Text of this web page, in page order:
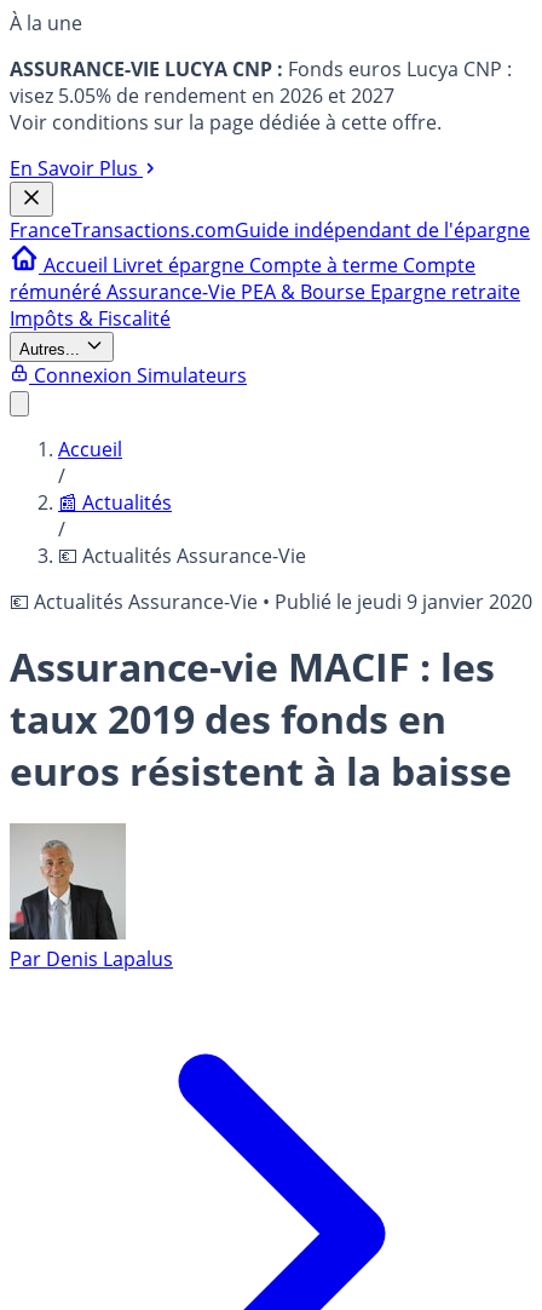
À la une
ASSURANCE-VIE LUCYA CNP : Fonds euros Lucya CNP :
visez 5.05% de rendement en 2026 et 2027
Voir conditions sur la page dédiée à cette offre.
En Savoir Plus
FranceTransactions.comGuide indépendant de l'épargne
Accueil Livret épargne Compte à terme Compte
rémunéréAssurance-Vie PEA & Bourse Epargne retraite
Impôts & Fiscalité
Autres...
Connexion Simulateurs
Accueil
/
📰 Actualités
/
💶 Actualités Assurance-Vie
💶 Actualités Assurance-Vie • Publié le jeudi 9 janvier 2020
Assurance-vie MACIF : les
taux 2019 des fonds en
euros résistent à la baisse
Par Denis Lapalus